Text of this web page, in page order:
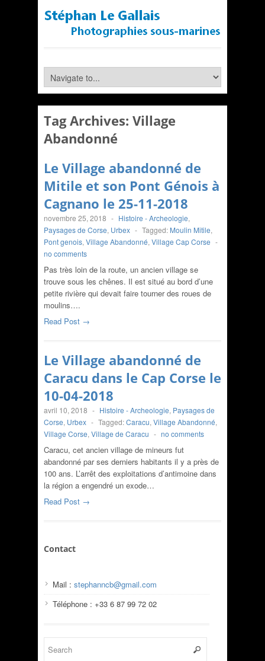
Tag Archives: Village
Abandonné
Le Village abandonné de
Mitile et son Pont Génois à
Cagnano le 25-11-2018
novembre 25, 2018 - Histoire - Archeologie,
Paysages de Corse, Urbex - Tagged: Moulin Mitile,
Pont genois, Village Abandonné, Village Cap Corse -
no comments
Pas très loin de la route, un ancien village se
trouve sous les chênes. Il est situé au bord d’une
petite rivière qui devait faire tourner des roues de
moulins….
Read Post →
Le Village abandonné de
Caracu dans le Cap Corse le
10-04-2018
avril 10, 2018 - Histoire - Archeologie, Paysages de
Corse, Urbex - Tagged:Caracu, Village Abandonné,
Village Corse, Village de Caracu - no comments
Caracu, cet ancien village de mineurs fut
abandonné par ses derniers habitants il y a près de
100 ans. L’arrêt des exploitations d’antimoine dans
la région a engendré un exode…
Read Post →
Contact
Mail : stephanncb@gmail.com
Téléphone : +33 6 87 99 72 02